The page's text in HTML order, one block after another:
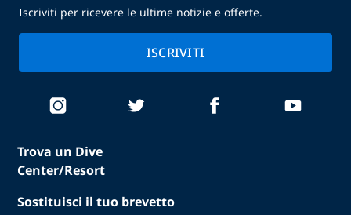
Trova un Dive
Center/Resort
Sostituisci il tuo brevetto
Iscriviti per ricevere le ultime notizie e offerte.
ISCRIVITI